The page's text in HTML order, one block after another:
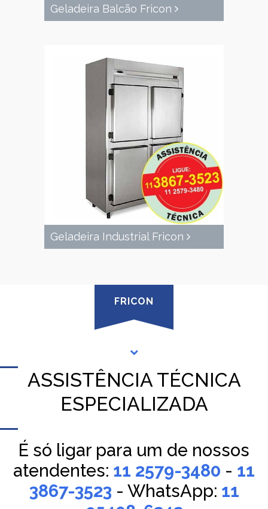
Geladeira Balcão Fricon
Geladeira Industrial Fricon
FRICON
ASSISTÊNCIA TÉCNICA
ESPECIALIZADA
É só ligar para um de nossos
atendentes: 11 2579-3480 - 11
3867-3523 - WhatsApp: 11